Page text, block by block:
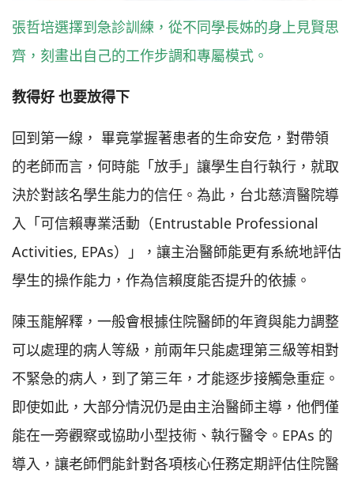
張哲培選擇到急診訓練，從不同學長姊的身上見賢思
齊，刻畫出自己的工作步調和專屬模式。
教得好 也要放得下
回到第一線， 畢竟掌握著患者的生命安危，對帶領
的老師而言，何時能「放手」讓學生自行執行，就取
決於對該名學生能力的信任。為此，台北慈濟醫院導
入「可信賴專業活動（Entrustable Professional
Activities, EPAs）」，讓主治醫師能更有系統地評估
學生的操作能力，作為信賴度能否提升的依據。
陳玉龍解釋，一般會根據住院醫師的年資與能力調整
可以處理的病人等級，前兩年只能處理第三級等相對
不緊急的病人，到了第三年，才能逐步接觸急重症。
即使如此，大部分情況仍是由主治醫師主導，他們僅
能在一旁觀察或協助小型技術、執行醫令。EPAs 的
導入，讓老師們能針對各項核心任務定期評估住院醫